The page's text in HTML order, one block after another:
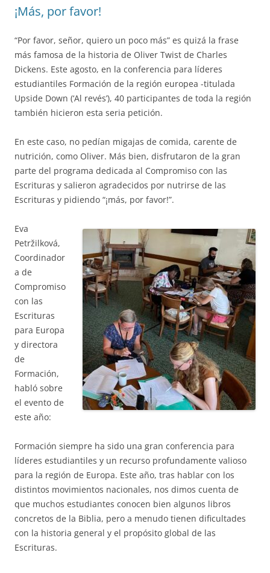
¡Más, por favor!
“Por favor, señor, quiero un poco más” es quizá la frase
más famosa de la historia de Oliver Twist de Charles
Dickens. Este agosto, en la conferencia para líderes
estudiantiles Formación de la región europea -titulada
Upside Down (‘Al revés’), 40 participantes de toda la región
también hicieron esta seria petición.
En este caso, no pedían migajas de comida, carente de
nutrición, como Oliver. Más bien, disfrutaron de la gran
parte del programa dedicada al Compromiso con las
Escrituras y salieron agradecidos por nutrirse de las
Escrituras y pidiendo “¡más, por favor!”.
Eva
Petržilková,
Coordinador
a de
Compromiso
con las
Escrituras
para Europa
y directora
de
Formación,
habló sobre
el evento de
este año:
Formación siempre ha sido una gran conferencia para
líderes estudiantiles y un recurso profundamente valioso
para la región de Europa. Este año, tras hablar con los
distintos movimientos nacionales, nos dimos cuenta de
que muchos estudiantes conocen bien algunos libros
concretos de la Biblia, pero a menudo tienen dificultades
con la historia general y el propósito global de las
Escrituras.